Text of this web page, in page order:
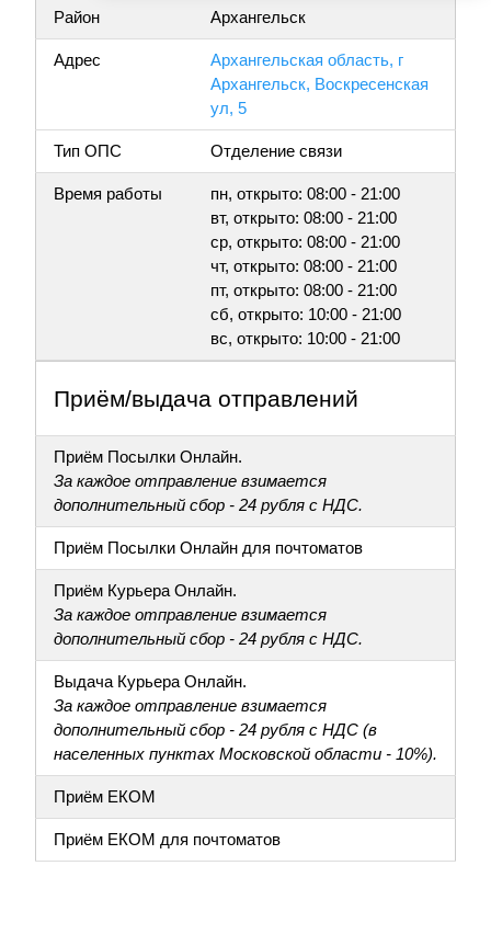
Район Архангельск
Адрес
Архангельская область, г
Архангельск, Воскресенская
ул, 5
Тип ОПС Отделение связи
Время работы
пн, открыто: 08:00 - 21:00
вт, открыто: 08:00 - 21:00
ср, открыто: 08:00 - 21:00
чт, открыто: 08:00 - 21:00
пт, открыто: 08:00 - 21:00
сб, открыто: 10:00 - 21:00
вс, открыто: 10:00 - 21:00
Приём/выдача отправлений
Приём Посылки Онлайн.
За каждое отправление взимается
дополнительный сбор - 24 рубля с НДС.
Приём Посылки Онлайн для почтоматов
Приём Курьера Онлайн.
За каждое отправление взимается
дополнительный сбор - 24 рубля с НДС.
Выдача Курьера Онлайн.
За каждое отправление взимается
дополнительный сбор - 24 рубля с НДС (в
населенных пунктах Московской области - 10%).
Приём ЕКОМ
Приём ЕКОМ для почтоматов